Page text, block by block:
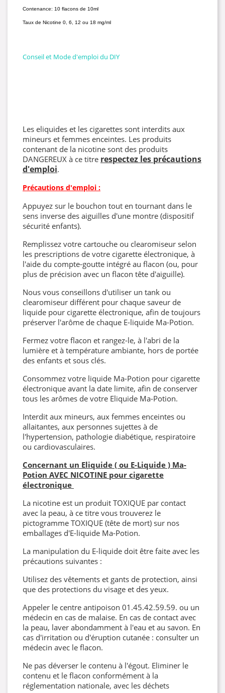
Contenance: 10 flacons de 10ml
Taux de Nicotine 0, 6, 12 ou 18 mg/ml
Conseil et Mode d'emploi du DIY
Les eliquides et les cigarettes sont interdits aux
mineurs et femmes enceintes. Les produits
contenant de la nicotine sont des produits
DANGEREUX à ce titre respectez les précautions
d'emploi.
Précautions d'emploi :
Appuyez sur le bouchon tout en tournant dans le
sens inverse des aiguilles d'une montre (dispositif
sécurité enfants).
Remplissez votre cartouche ou clearomiseur selon
les prescriptions de votre cigarette électronique, à
l'aide du compte-goutte intégré au flacon (ou, pour
plus de précision avec un flacon tête d'aiguille).
Nous vous conseillons d'utiliser un tank ou
clearomiseur différent pour chaque saveur de
liquide pour cigarette électronique, afin de toujours
préserver l'arôme de chaque E-liquide Ma-Potion.
Fermez votre flacon et rangez-le, à l'abri de la
lumière et à température ambiante, hors de portée
des enfants et sous clés.
Consommez votre liquide Ma-Potion pour cigarette
électronique avant la date limite, afin de conserver
tous les arômes de votre Eliquide Ma-Potion.
Interdit aux mineurs, aux femmes enceintes ou
allaitantes, aux personnes sujettes à de
l'hypertension, pathologie diabétique, respiratoire
ou cardiovasculaires.
Concernant un Eliquide ( ou E-Liquide ) Ma-
Potion AVEC NICOTINE pour cigarette
électronique
La nicotine est un produit TOXIQUE par contact
avec la peau, à ce titre vous trouverez le
pictogramme TOXIQUE (tête de mort) sur nos
emballages d'E-liquide Ma-Potion.
La manipulation du E-liquide doit être faite avec les
précautions suivantes :
Utilisez des vêtements et gants de protection, ainsi
que des protections du visage et des yeux.
Appeler le centre antipoison 01.45.42.59.59. ou un
médecin en cas de malaise. En cas de contact avec
la peau, laver abondamment à l'eau et au savon. En
cas d'irritation ou d'éruption cutanée : consulter un
médecin avec le flacon.
Ne pas déverser le contenu à l'égout. Eliminer le
contenu et le flacon conformément à la
réglementation nationale, avec les déchets